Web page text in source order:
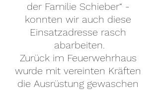
der Familie Schieber“ -
konnten wir auch diese
Einsatzadresse rasch
abarbeiten.
Zurück im Feuerwehrhaus
wurde mit vereinten Kräften
die Ausrüstung gewaschen